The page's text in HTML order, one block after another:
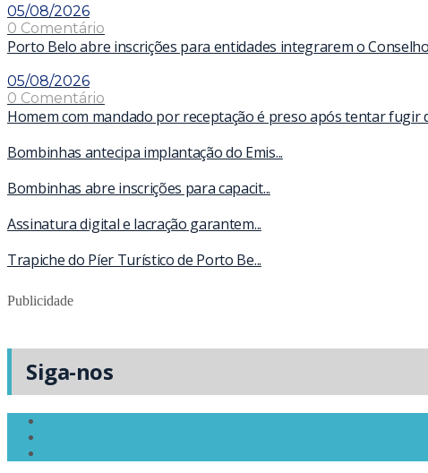
05/08/2026
0 Comentário
Porto Belo abre inscrições para entidades integrarem o
05/08/2026
0 Comentário
Homem com mandado por receptação é preso após tentar fugir
Bombinhas antecipa implantação do Emis...
Bombinhas abre inscrições para capacit...
Assinatura digital e lacração garantem...
Trapiche do Píer Turístico de Porto Be...
Publicidade
Siga-nos